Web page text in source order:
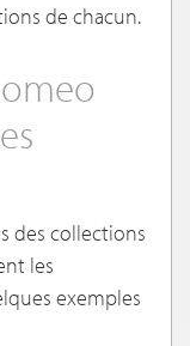
de chacun.
des collections
les
exemples